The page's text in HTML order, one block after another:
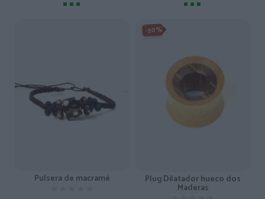
Pulsera de macramé
-50%
Plug Dilatador hueco dos
Maderas